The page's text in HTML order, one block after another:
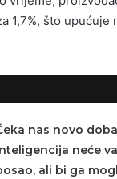
1,7%, što upućuje
nas novo
neće
ali bi ga